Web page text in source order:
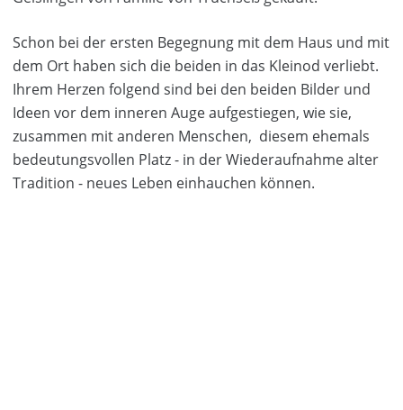
Schon bei der ersten Begegnung mit dem Haus und mit
dem Ort haben sich die beiden in das Kleinod verliebt.
Ihrem Herzen folgend sind bei den beiden Bilder und
Ideen vor dem inneren Auge aufgestiegen, wie sie,
zusammen mit anderen Menschen, diesem ehemals
bedeutungsvollen Platz - in der Wiederaufnahme alter
Tradition - neues Leben einhauchen können.